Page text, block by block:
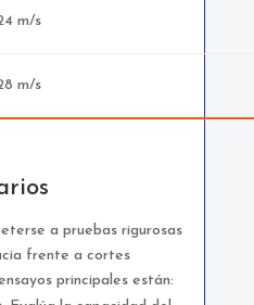
m/s
m/s
a pruebas rigurosas
frente a cortes
principales están: